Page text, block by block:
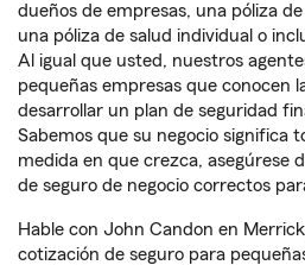
dueños de empresas, una póliza
una póliza de salud individual o
Al igual que usted, nuestros
pequeñas empresas que conocen
desarrollar un plan de seguridad
Sabemos que su negocio significa
medida en que crezca, asegúrese
de seguro de negocio correctos
Hable con John Candon en
cotización de seguro para